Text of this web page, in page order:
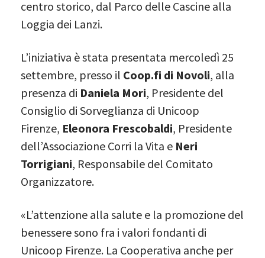
centro storico, dal Parco delle Cascine alla
Loggia dei Lanzi.
L’iniziativa è stata presentata mercoledì 25
settembre, presso il Coop.fi di Novoli, alla
presenza di Daniela Mori, Presidente del
Consiglio di Sorveglianza di Unicoop
Firenze, Eleonora Frescobaldi, Presidente
dell’Associazione Corri la Vita e Neri
Torrigiani, Responsabile del Comitato
Organizzatore.
«L’attenzione alla salute e la promozione del
benessere sono fra i valori fondanti di
Unicoop Firenze. La Cooperativa anche per